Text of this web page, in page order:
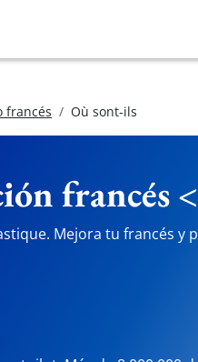
francés Où sont-ils
francés
Mejora tu francés y